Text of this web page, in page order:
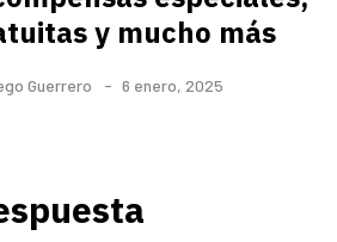
y mucho más
Guerrero 6 enero, 2025